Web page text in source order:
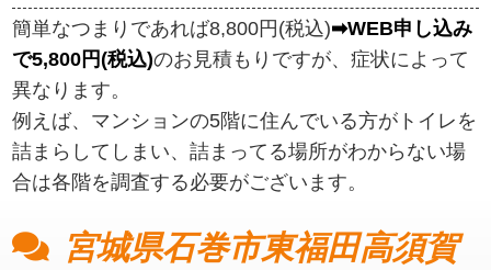
簡単なつまりであれば8,800円(税込)➡WEB申し込み
で5,800円(税込)のお見積もりですが、症状によって
異なります。
例えば、マンションの5階に住んでいる方がトイレを
詰まらしてしまい、詰まってる場所がわからない場
合は各階を調査する必要がございます。
宮城県石巻市東福田高須賀